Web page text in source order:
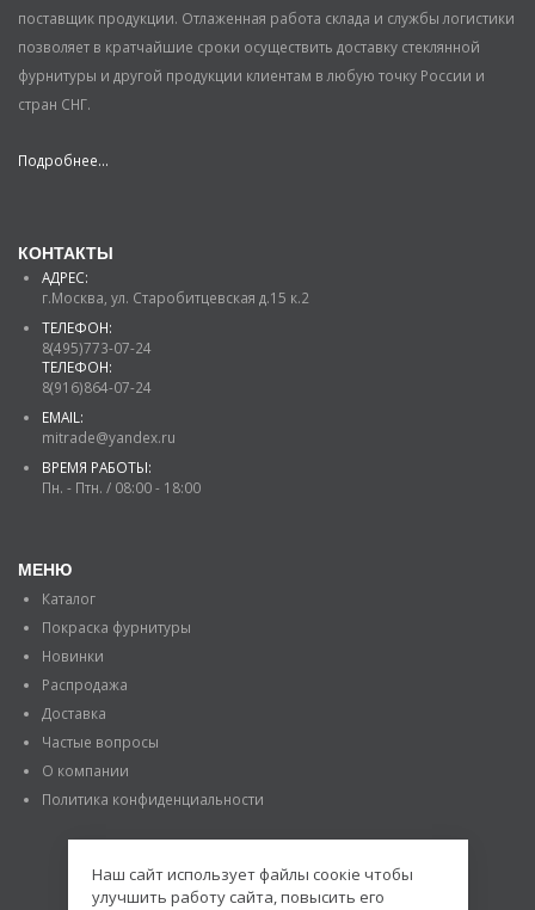
поставщик продукции. Отлаженная работа склада и службы логистики
позволяет в кратчайшие сроки осуществить доставку стеклянной
фурнитуры и другой продукции клиентам в любую точку России и
стран СНГ.
Подробнее...
КОНТАКТЫ
АДРЕС:
г.Москва, ул. Старобитцевская д.15 к.2
ТЕЛЕФОН:
8(495)773-07-24
ТЕЛЕФОН:
8(916)864-07-24
EMAIL:
mitrade@yandex.ru
ВРЕМЯ РАБОТЫ:
Пн. - Птн. / 08:00 - 18:00
МЕНЮ
Каталог
Покраска фурнитуры
Новинки
Распродажа
Доставка
Частые вопросы
О компании
Политика конфиденциальности
Наш сайт использует файлы соокіе чтобы
улучшить работу сайта, повысить его